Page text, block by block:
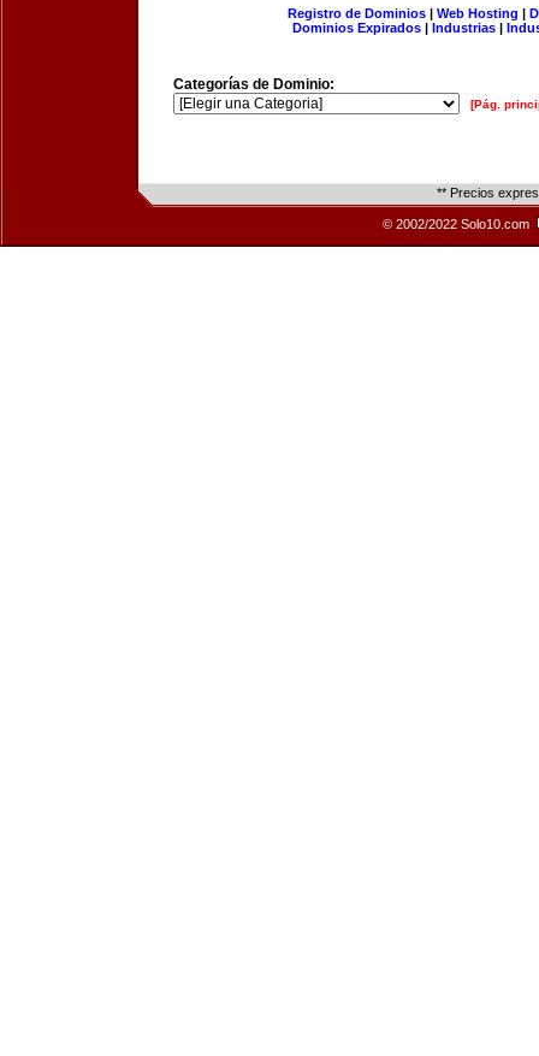
Registro de Dominios| Web Hosting |
Dominios Expirados | Industrias |
Categorías de Dominio:
[Pág.
** Precios
© 2002/2022 Solo10.com